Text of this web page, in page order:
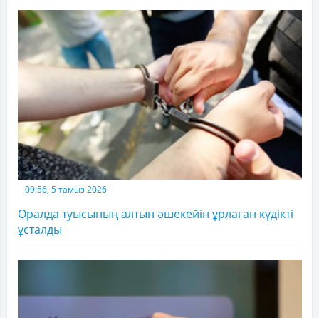
09:56, 5 тамыз 2026
Оралда туысының алтын әшекейін ұрлаған күдікті
ұсталды